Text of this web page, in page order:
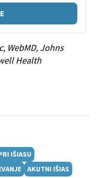
WebMD, Johns
Health
IŠIASU
AKUTNI IŠIAS